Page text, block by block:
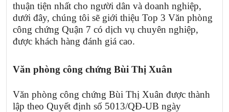
thuận tiện nhất cho người dân và doanh nghiệp,
dưới đây, chúng tôi sẽ giới thiệu Top 3 Văn phòng
công chứng Quận 7 có dịch vụ chuyên nghiệp,
được khách hàng đánh giá cao.
Văn phòng công chứng Bùi Thị Xuân
Văn phòng công chứng Bùi Thị Xuân được thành
lập theo Quyết định số 5013/QĐ-UB ngày